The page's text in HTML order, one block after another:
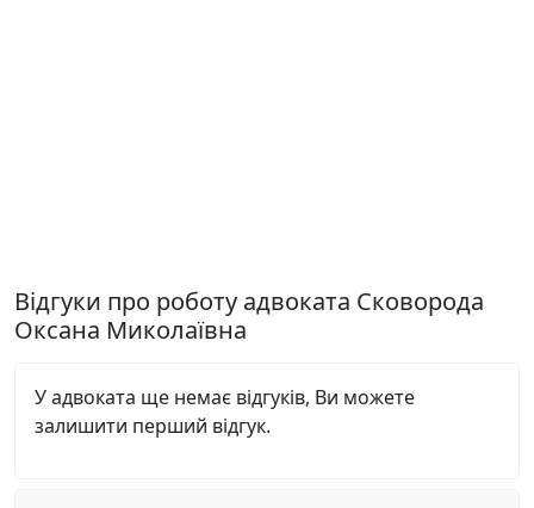
Відгуки про роботу адвоката Сковорода
Оксана Миколаївна
У адвоката ще немає відгуків, Ви можете
залишити перший відгук.